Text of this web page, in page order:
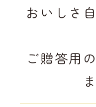
おいしさ
ご贈答用